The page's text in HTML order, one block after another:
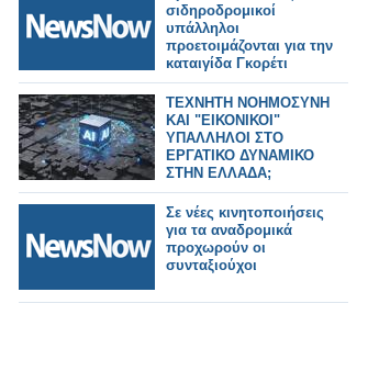
σιδηροδρομικοί
υπάλληλοι
προετοιμάζονται για την
καταιγίδα Γκορέτι
ΤΕΧΝΗΤΗ ΝΟΗΜΟΣΥΝΗ
ΚΑΙ "ΕΙΚΟΝΙΚΟΙ"
ΥΠΑΛΛΗΛΟΙ ΣΤΟ
ΕΡΓΑΤΙΚΟ ΔΥΝΑΜΙΚΟ
ΣΤΗΝ ΕΛΛΑΔΑ;
Σε νέες κινητοποιήσεις
για τα αναδρομικά
προχωρούν οι
συνταξιούχοι